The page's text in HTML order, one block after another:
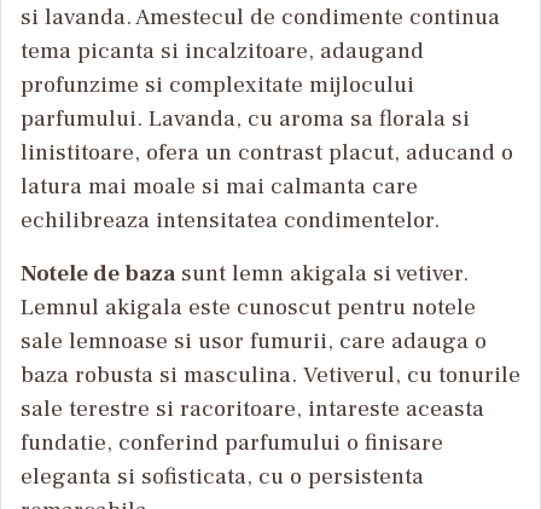
si lavanda. Amestecul de condimente continua
tema picanta si incalzitoare, adaugand
profunzime si complexitate mijlocului
parfumului. Lavanda, cu aroma sa florala si
linistitoare, ofera un contrast placut, aducand o
latura mai moale si mai calmanta care
echilibreaza intensitatea condimentelor.
Notele de bazasunt lemn akigala si vetiver.
Lemnul akigala este cunoscut pentru notele
sale lemnoase si usor fumurii, care adauga o
baza robusta si masculina. Vetiverul, cu tonurile
sale terestre si racoritoare, intareste aceasta
fundatie, conferind parfumului o finisare
eleganta si sofisticata, cu o persistenta